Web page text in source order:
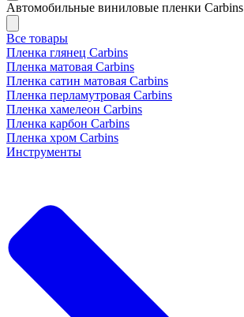
Автомобильные виниловые пленки Carbins
Все товары
Пленка глянец Carbins
Пленка матовая Carbins
Пленка сатин матовая Carbins
Пленка перламутровая Carbins
Пленка хамелеон Carbins
Пленка карбон Carbins
Пленка хром Carbins
Инструменты